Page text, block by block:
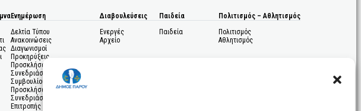
Ενημέρωση
Δελτία Τύπου
Ανακοινώσεις
Διαγωνισμοί
Προκηρύξεις
Προσκλήσεις σε
Συνεδριάσεις Δημοτικού
Συμβουλίου
Προσκλήσεις σε
Συνεδριάσεις Δημοτικής
Επιτροπής
Διαβουλεύσεις
Ενεργές
Αρχείο
Παιδεία
Παιδεία
Πολιτισμός – Αθλητισμός
Πολιτισμός
Αθλητισμός